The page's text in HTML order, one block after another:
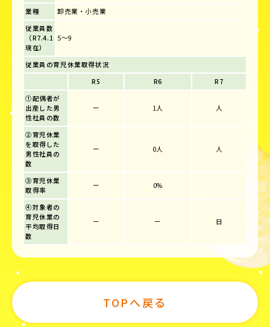
業種
卸売業・小売業
従業員数
（R7.4.1
現在）
5～9
従業員の育児休業取得状況
R5
R6
R7
①配偶者が
出産した男
性社員の数
ー 1人 人
②育児休業
を取得した
男性社員の
数
ー 0人 人
③育児休業
取得率
ー 0%
④対象者の
育児休業の
平均取得日
数
ー ー 日
TOPへ戻る